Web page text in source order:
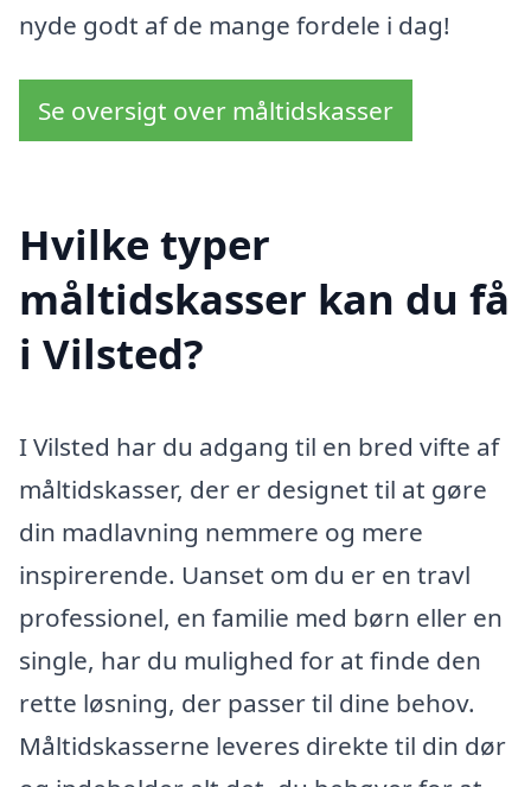
nyde godt af de mange fordele i dag!
Se oversigt over måltidskasser
Hvilke typer
måltidskasser kan du få
i Vilsted?
I Vilsted har du adgang til en bred vifte af
måltidskasser, der er designet til at gøre
din madlavning nemmere og mere
inspirerende. Uanset om du er en travl
professionel, en familie med børn eller en
single, har du mulighed for at finde den
rette løsning, der passer til dine behov.
Måltidskasserne leveres direkte til din dør